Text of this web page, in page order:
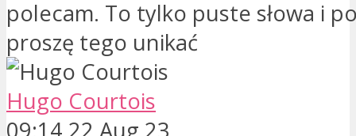
polecam. To tylko puste słowa i
proszę tego unikać
Hugo Courtois